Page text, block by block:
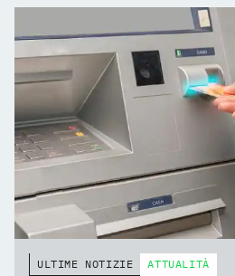
ULTIME NOTIZIE ATTUALITÀ